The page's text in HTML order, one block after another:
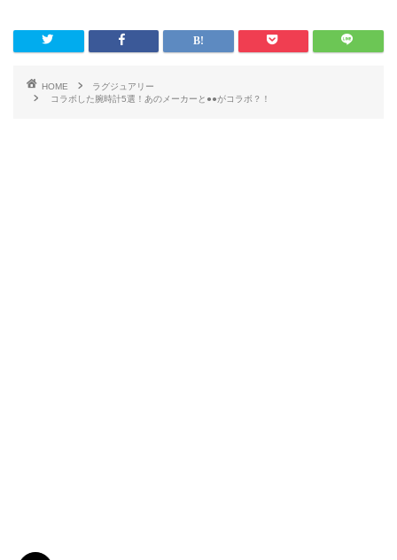
HOME
ラグジュアリー
コラボした腕時計5選！あのメーカーと●●がコラボ？！